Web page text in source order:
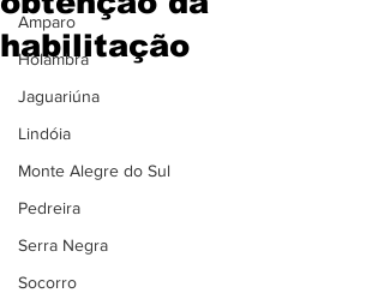
Amparo
Holambra
Jaguariúna
Lindóia
Monte Alegre do Sul
Pedreira
Serra Negra
Socorro
habilitação